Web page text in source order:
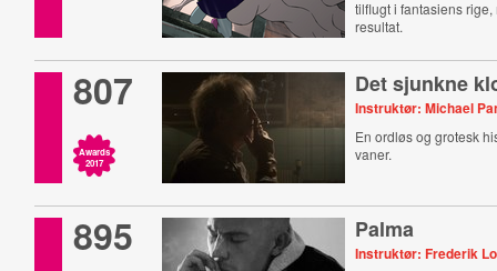
tilflugt i fantasiens
resultat.
807
Awards
2017
Det sjunkne
Instruktør: Michael
En ordløs og grotesk
vaner.
895 Palma
Instruktør: Frederik